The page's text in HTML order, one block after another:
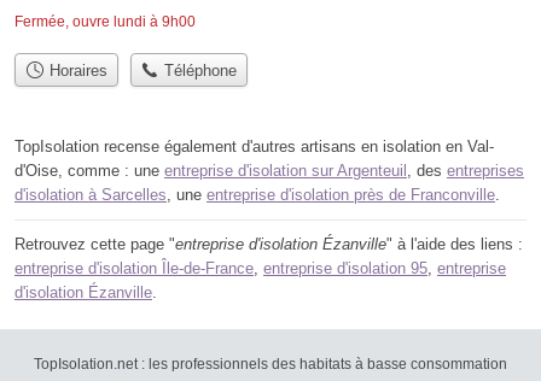
Fermée, ouvre lundi à 9h00
Horaires Téléphone
TopIsolation recense également d'autres artisans en isolation en Val-
d'Oise, comme : une entreprise d'isolation sur Argenteuil , des entreprises
d'isolation à Sarcelles, une entreprise d'isolation près de Franconville.
Retrouvez cette page "entreprise d'isolation Ézanville" à l'aide des liens :
entreprise d'isolation Île-de-France, entreprise d'isolation 95, entreprise
d'isolation Ézanville.
TopIsolation.net : les professionnels des habitats à basse consommation